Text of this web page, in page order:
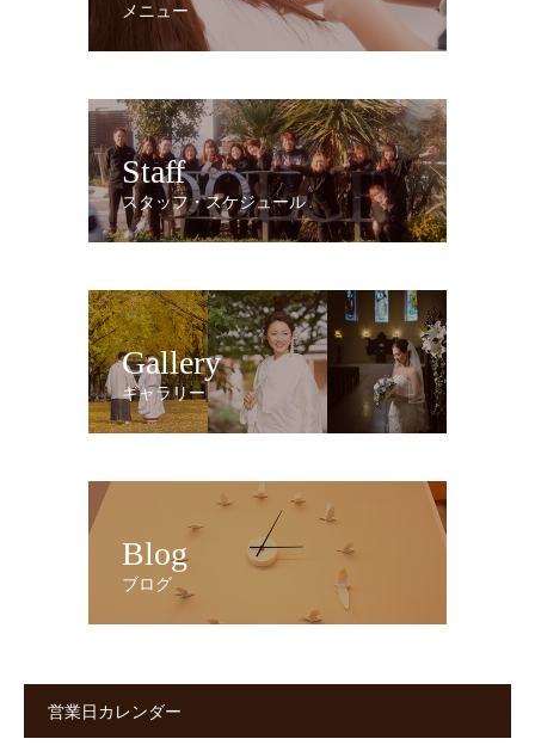
メニュー
Staff
スタッフ・スケジュール
Gallery
ギャラリー
Blog
ブログ
営業日カレンダー